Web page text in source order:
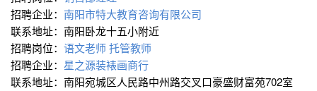
招聘企业： 南阳市特大教育咨询有限公司
联系地址：南阳卧龙十五小附近
招聘岗位： 语文老师托管教师
招聘企业： 星之源装裱画商行
联系地址：南阳宛城区人民路中州路交叉口豪盛财富苑702室